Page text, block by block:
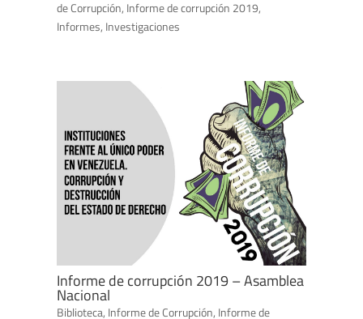
de Corrupción, Informe de corrupción 2019,
Informes, Investigaciones
Informe de corrupción 2019 – Asamblea
Nacional
Biblioteca, Informe de Corrupción, Informe de